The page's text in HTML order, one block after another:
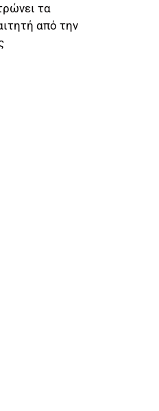
τα
από την